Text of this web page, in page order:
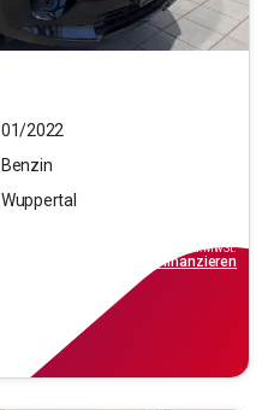
01/2022
Benzin
Wuppertal
inkl.MwSt.
finanzieren